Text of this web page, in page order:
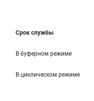
Срок службы
В буферном режиме
В циклическом режиме